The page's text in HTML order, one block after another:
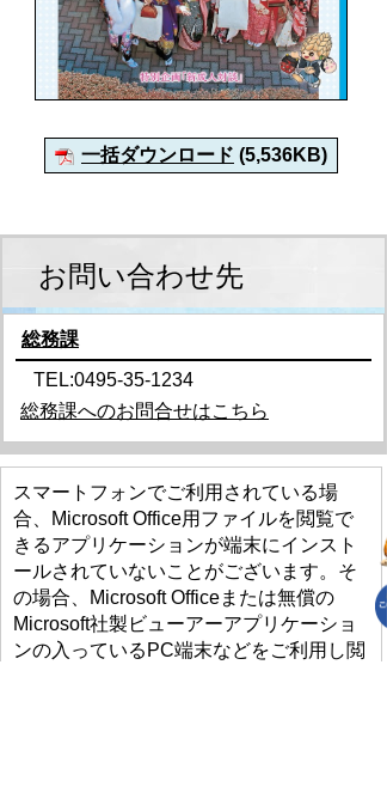
一括ダウンロード (5,536KB)
お問い合わせ先
総務課
TEL:0495-35-1234
総務課へのお問合せはこちら
スマートフォンでご利用されている場
合、Microsoft Office用ファイルを閲覧で
きるアプリケーションが端末にインスト
ールされていないことがございます。そ
の場合、Microsoft Officeまたは無償の
Microsoft社製ビューアーアプリケーショ
ンの入っているPC端末などをご利用し閲